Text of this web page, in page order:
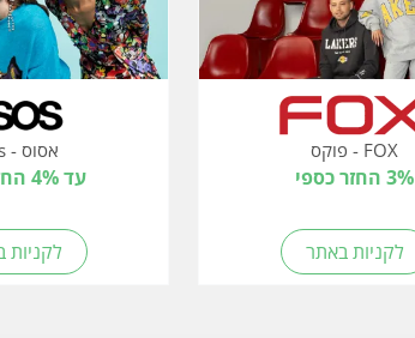
FOX - פוקס
3% החזר כספי
לקניות באתר
אסוס - Asos
עד 4% החזר כספי
לקניות